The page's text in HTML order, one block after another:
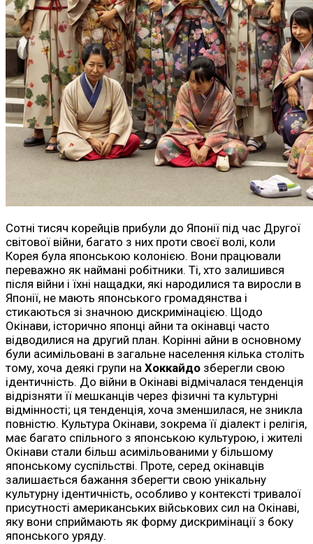
Сотні тисяч корейців прибули до Японії під час Другої
світової війни, багато з них проти своєї волі, коли
Корея була японською колонією. Вони працювали
переважно як наймані робітники. Ті, хто залишився
після війни і їхні нащадки, які народилися та виросли в
Японії, не мають японського громадянства і
стикаються зі значною дискримінацією. Щодо
Окінави, історично японці айни та окінавці часто
відводилися на другий план. Корінні айни в основному
були асимільовані в загальне населення кілька століть
тому, хоча деякі групи на Хоккайдо зберегли свою
ідентичність. До війни в Окінаві відмічалася тенденція
відрізняти її мешканців через фізичні та культурні
відмінності; ця тенденція, хоча зменшилася, не зникла
повністю. Культура Окінави, зокрема її діалект і релігія,
має багато спільного з японською культурою, і жителі
Окінави стали більш асимільованими у більшому
японському суспільстві. Проте, серед окінавців
залишається бажання зберегти свою унікальну
культурну ідентичність, особливо у контексті тривалої
присутності американських військових сил на Окінаві,
яку вони сприймають як форму дискримінації з боку
японського уряду.